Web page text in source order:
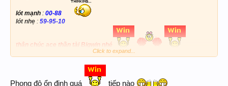
lót mạnh : 00-88
lót nhẹ : 59-95-10
thân chúc ace thần tài Bigwin nhé
Click to expand...
Phong độ ổn định quá tiếp nào